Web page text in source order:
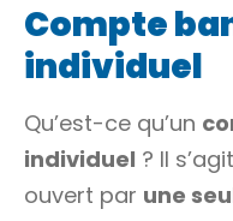
Compte
individuel
Qu’est-ce qu’un
individuel ? Il
ouvert par une